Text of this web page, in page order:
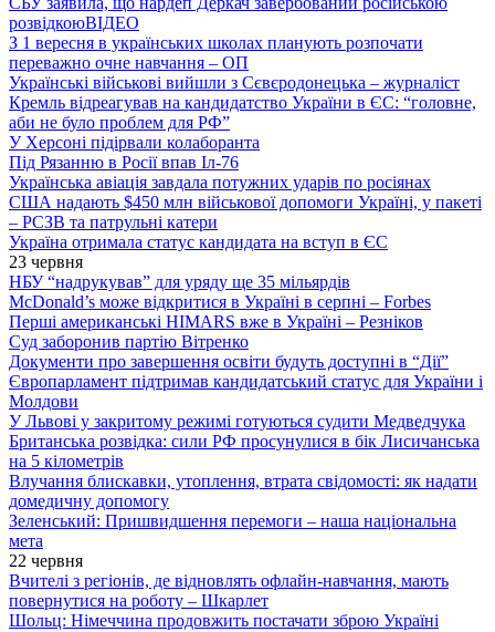
розвідкоюВІДЕО
З 1 вересня в українських школах планують розпочати
переважно очне навчання – ОП
Українські військові вийшли з Сєвєродонецька – журналіст
Кремль відреагував на кандидатство України в ЄС: “головне,
аби не було проблем для РФ”
У Херсоні підірвали колаборанта
Під Рязанню в Росії впав Іл-76
Українська авіація завдала потужних ударів по росіянах
США надають $450 млн військової допомоги Україні, у пакеті
– РСЗВ та патрульні катери
Україна отримала статус кандидата на вступ в ЄС
23 червня
НБУ “надрукував” для уряду ще 35 мільярдів
McDonald’s може відкритися в Україні в серпні – Forbes
Перші американські HIMARS вже в Україні – Резніков
Суд заборонив партію Вітренко
Документи про завершення освіти будуть доступні в “Дії”
Європарламент підтримав кандидатський статус для України і
Молдови
У Львові у закритому режимі готуються судити Медведчука
Британська розвідка: сили РФ просунулися в бік Лисичанська
на 5 кілометрів
Влучання блискавки, утоплення, втрата свідомості: як надати
домедичну допомогу
Зеленський: Пришвидшення перемоги – наша національна
мета
22 червня
Вчителі з регіонів, де відновлять офлайн-навчання, мають
повернутися на роботу – Шкарлет
Шольц: Німеччина продовжить постачати зброю Україні